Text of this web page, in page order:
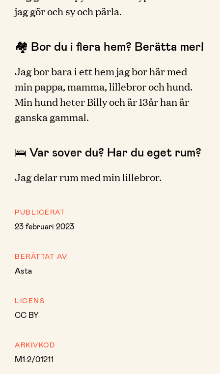
jag gör och sy och pärla.
🏘 Bor du i flera hem? Berätta mer!
Jag bor bara i ett hem jag bor här med
min pappa, mamma, lillebror och hund.
Min hund heter Billy och är 13år han är
ganska gammal.
🛌 Var sover du? Har du eget rum?
Jag delar rum med min lillebror.
PUBLICERAT
23 februari 2023
BERÄTTAT AV
Asta
LICENS
CC BY
ARKIVKOD
M1:2/01211